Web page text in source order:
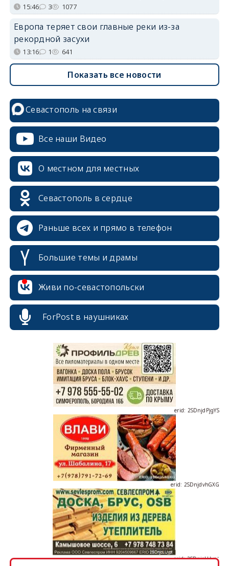
15:46 3 1077
Европа теряет свои главные реки из-за
рекордной засухи
13:16 1 641
Показать все новости
Севастополь на связи
Все наши Видео
О местном для местных
Севастополь в сердце
Раньше всех и прямо в телефон
Большие темы и драмы
Живи по-севастопольски
ForPost в наушниках
erid: 2SDnjcrDNw6
erid: 2SDnjdPjgYS
erid: 2SDnjdvhGXG